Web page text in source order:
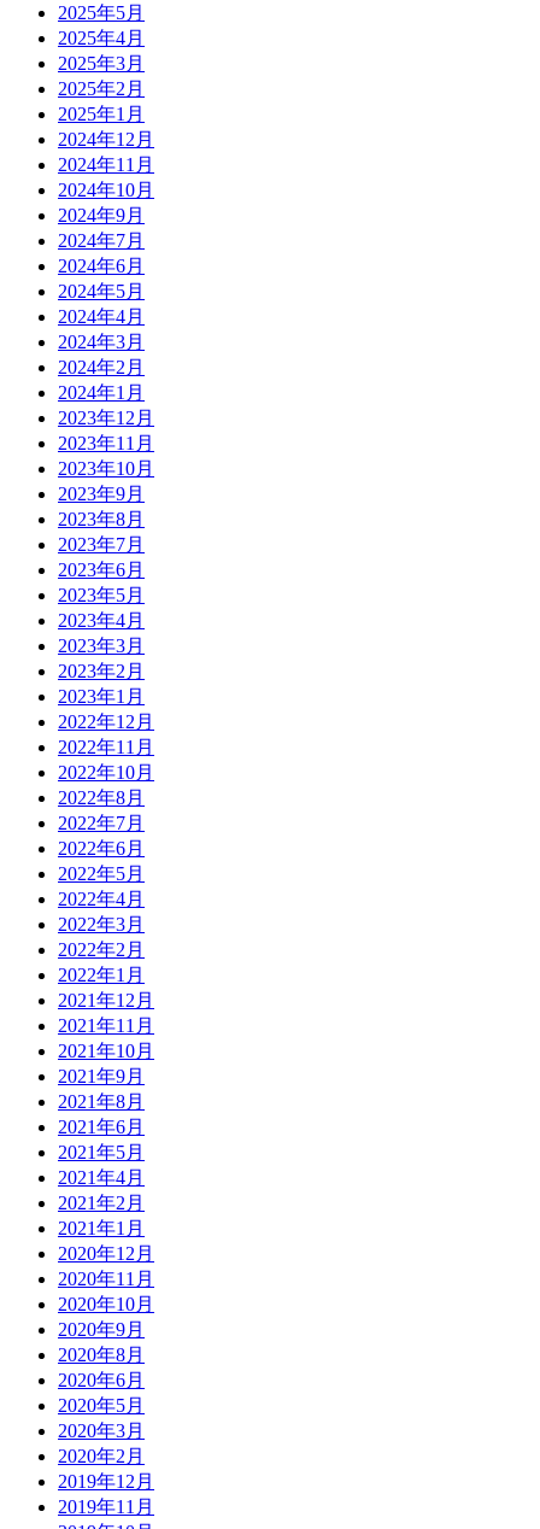
2025年5月
2025年4月
2025年3月
2025年2月
2025年1月
2024年12月
2024年11月
2024年10月
2024年9月
2024年7月
2024年6月
2024年5月
2024年4月
2024年3月
2024年2月
2024年1月
2023年12月
2023年11月
2023年10月
2023年9月
2023年8月
2023年7月
2023年6月
2023年5月
2023年4月
2023年3月
2023年2月
2023年1月
2022年12月
2022年11月
2022年10月
2022年8月
2022年7月
2022年6月
2022年5月
2022年4月
2022年3月
2022年2月
2022年1月
2021年12月
2021年11月
2021年10月
2021年9月
2021年8月
2021年6月
2021年5月
2021年4月
2021年2月
2021年1月
2020年12月
2020年11月
2020年10月
2020年9月
2020年8月
2020年6月
2020年5月
2020年3月
2020年2月
2019年12月
2019年11月